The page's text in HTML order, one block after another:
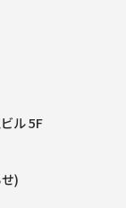
ル 5F
)